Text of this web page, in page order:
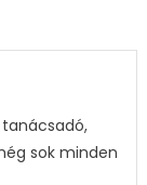
sok minden